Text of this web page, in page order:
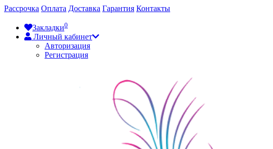
Рассрочка Оплата Доставка Гарантия Контакты
Закладки0
Личный кабинет
Авторизация
Регистрация